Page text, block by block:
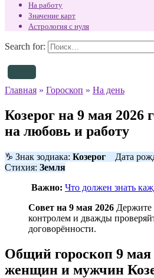
На работу
Значение карт
Астрология с нуля
Search for:
Главная » Гороскоп » На день
Козерог на 9 мая 2026
на любовь и работу
♑ Знак зодиака: Козерог Дата
Стихия: Земля
Важно: Что должен знать
Совет на 9 мая 2026
контролем и дважды
договорённости.
Общий гороскоп 9 мая
женщин и мужчин